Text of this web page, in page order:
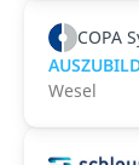
COPA
Wesel